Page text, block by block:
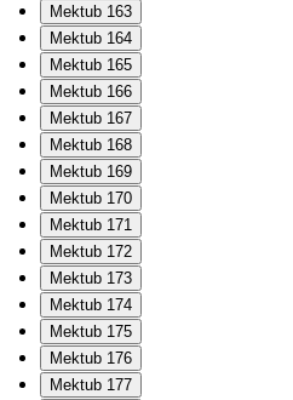
Mektub 163
Mektub 164
Mektub 165
Mektub 166
Mektub 167
Mektub 168
Mektub 169
Mektub 170
Mektub 171
Mektub 172
Mektub 173
Mektub 174
Mektub 175
Mektub 176
Mektub 177